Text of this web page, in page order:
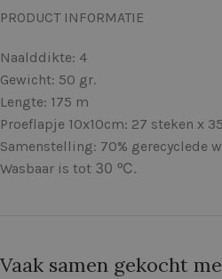
PRODUCT INFORMATIE
Naalddikte: 4
Gewicht: 50 gr.
Lengte: 175 m
Proeflapje 10x10cm: 27 steken x
Samenstelling: 70% gerecyclede
Wasbaar is tot 30 ᵒC.
Vaak samen gekocht